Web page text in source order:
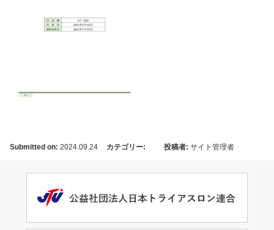
Submitted on: 2024.09.24 カテゴリー: 投稿者: サイト管理者